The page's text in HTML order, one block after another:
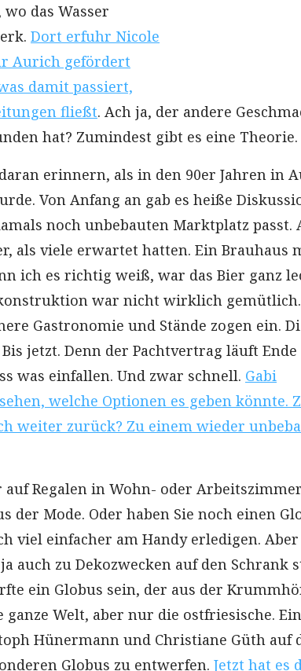
das Wasser
Dort erfuhr Nicole
Aurich gefördert
damit passiert,
fließt. Ach ja, der andere
hat? Zumindest gibt es eine Theorie.
erinnern, als in den 90er Jahren in
Von Anfang an gab es heiße
noch unbebauten Marktplatz passt.
als viele erwartet hatten. Ein Brauhaus
ich es richtig weiß, war das Bier ganz
war nicht wirklich gemütlich.
Gastronomie und Stände zogen ein.
jetzt. Denn der Pachtvertrag läuft Ende
was einfallen. Und zwar schnell. Gabi
welche Optionen es geben könnte.
weiter zurück? Zu einem wieder
Regalen in Wohn- oder
der Mode. Oder haben Sie noch einen
viel einfacher am Handy erledigen.
auch zu Dekozwecken auf den Schrank
ein Globus sein, der aus der
Welt, aber nur die ostfriesische. Ein
Hünermann und Christiane Güth auf
Globus zu entwerfen. Jetzt hat es